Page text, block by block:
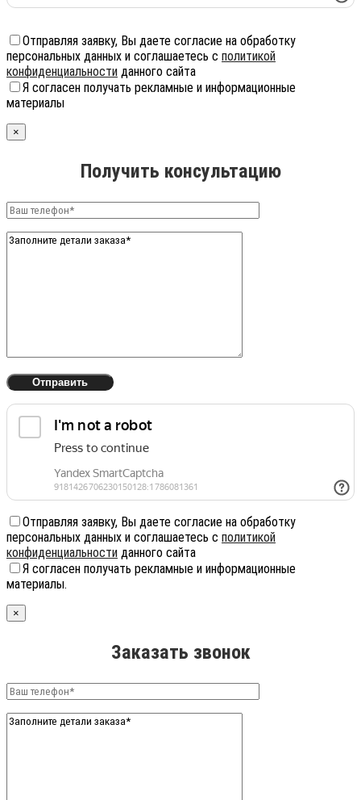
Отправляя заявку, Вы даете согласие на обработку
персональных данных и соглашаетесь с политикой
конфиденциальности данного сайта
Я согласен получать рекламные и информационные
материалы
×
Получить консультацию
Отправляя заявку, Вы даете согласие на обработку
персональных данных и соглашаетесь с политикой
конфиденциальности данного сайта
Я согласен получать рекламные и информационные
материалы.
×
Заказать звонок